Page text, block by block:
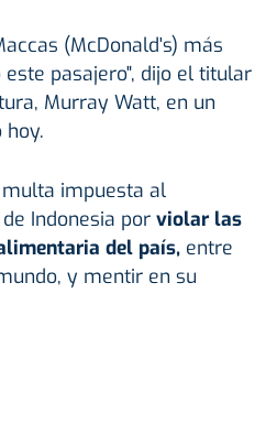
(McDonald's) más
pasajero", dijo el titular
Murray Watt, en un
hoy.
impuesta al
Indonesia por violar las
del país, entre
y mentir en su